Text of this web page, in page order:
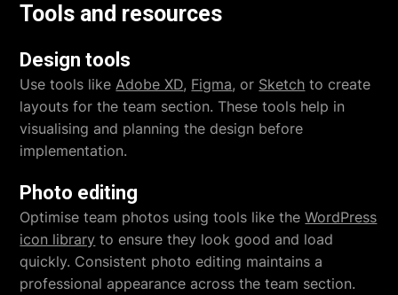
Tools and resources
Design tools
Use tools likeAdobe XD, Figma, or Sketch to create
layouts for the team section. These tools help in
visualising and planning the design before
implementation.
Photo editing
Optimise team photos using tools like theWordPress
icon library to ensure they look good and load
quickly. Consistent photo editing maintains a
professional appearance across the team section.